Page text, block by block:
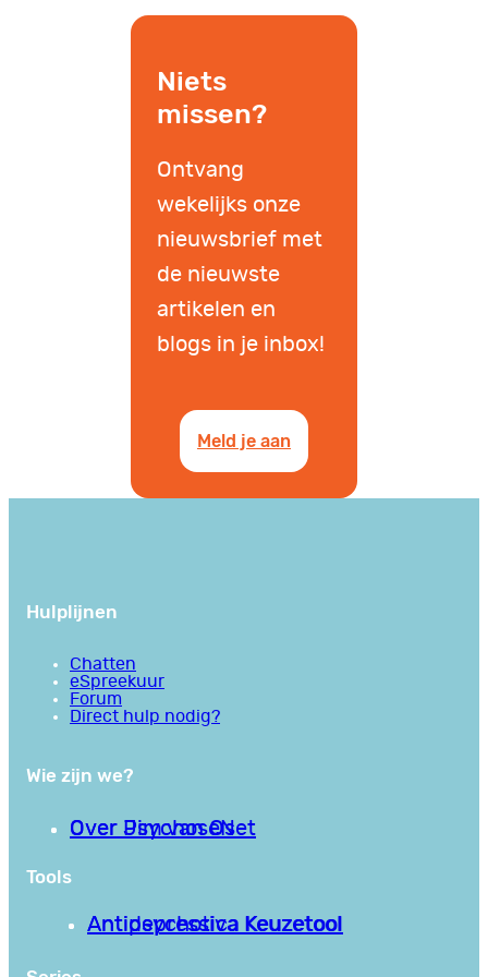
Niets
missen?
Ontvang
wekelijks onze
nieuwsbrief met
de nieuwste
artikelen en
blogs in je inbox!
Meld je aan
Hulplijnen
Chatten
eSpreekuur
Forum
Direct hulp nodig?
Wie zijn we?
Over PsychoseNet
Over Jim van Os
Tools
Antipsychotica Keuzetool
Antidepressiva Keuzetool